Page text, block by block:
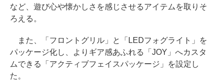
など、遊び心や懐かしさを感じさせるアイテムを取りそ
ろえる。
また、「フロントグリル」と「LEDフォグライト」を
パッケージ化し、よりギア感あふれる「JOY」へカスタ
ムできる「アクティブフェイスパッケージ」を設定し
た。